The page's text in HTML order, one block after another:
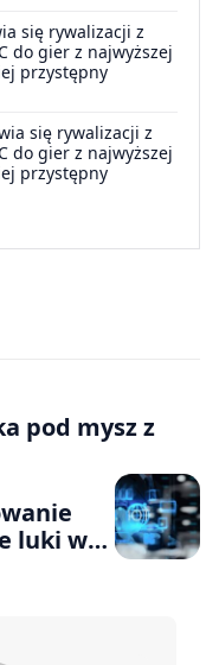
się rywalizacji z
do gier z najwyższej
przystępny
się rywalizacji z
do gier z najwyższej
przystępny
pod mysz z
luki w